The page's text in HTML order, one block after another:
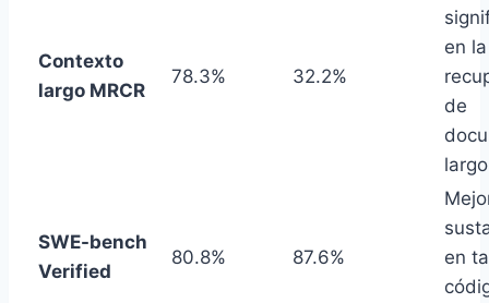
Contexto
largo MRCR
78.3% 32.2%
en la
de
SWE-bench
Verified
80.8% 87.6%
en